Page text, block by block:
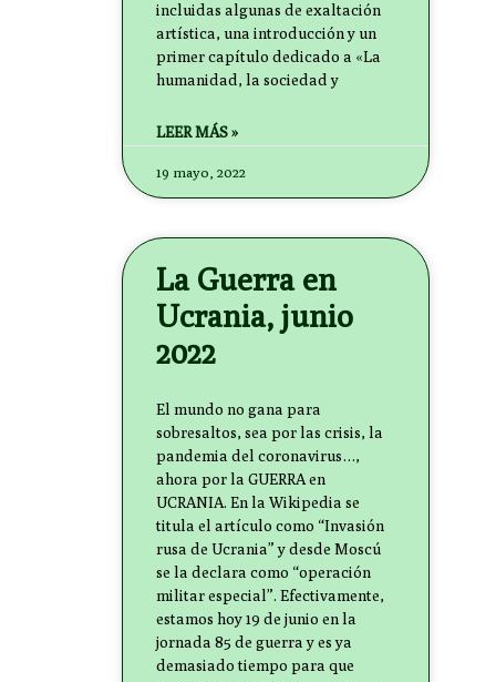
incluidas algunas de exaltación
artística, una introducción y un
primer capítulo dedicado a «La
humanidad, la sociedad y
LEER MÁS »
19 mayo, 2022
La Guerra en
Ucrania, junio
2022
El mundo no gana para
sobresaltos, sea por las crisis, la
pandemia del coronavirus…,
ahora por la GUERRA en
UCRANIA. En la Wikipedia se
titula el artículo como “Invasión
rusa de Ucrania” y desde Moscú
se la declara como “operación
militar especial”. Efectivamente,
estamos hoy 19 de junio en la
jornada 85 de guerra y es ya
demasiado tiempo para que